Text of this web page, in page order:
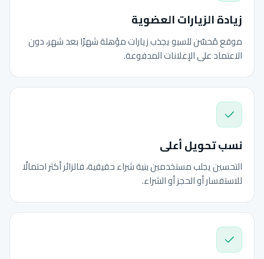
زيادة الزيارات العضوية
موقع مُحسّن للسيو يجذب زيارات مؤهلة شهرًا بعد شهر، دون
الاعتماد على الإعلانات المدفوعة.
نسب تحويل أعلى
التحسين يجلب مستخدمين بنية شراء حقيقية، فالزائر أكثر احتمالًا
للاستفسار أو الحجز أو الشراء.